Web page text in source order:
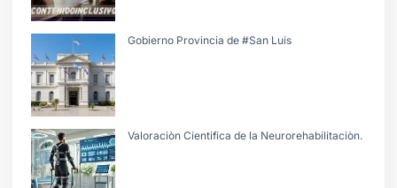
Gobierno Provincia de #San Luis
Valoraciòn Cientifica de la Neurorehabilitaciòn.